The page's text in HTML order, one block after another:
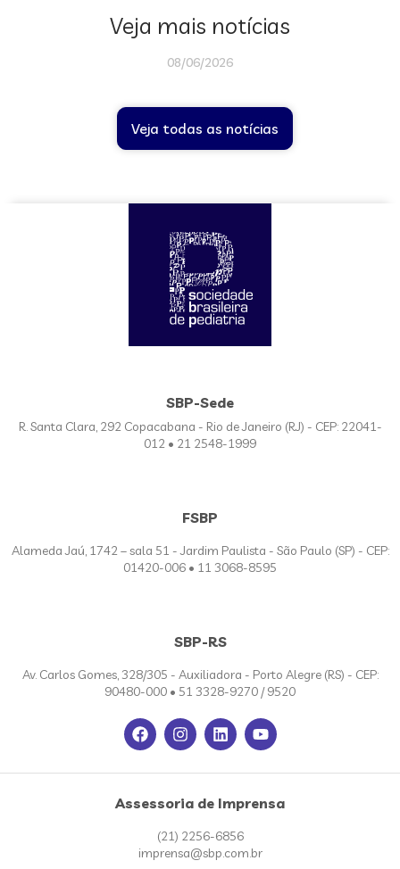
Veja mais notícias
08/06/2026
Veja todas as notícias
SBP-Sede
R. Santa Clara, 292 Copacabana - Rio de Janeiro (RJ) - CEP: 22041-
012 • 21 2548-1999
FSBP
Alameda Jaú, 1742 – sala 51 - Jardim Paulista - São Paulo (SP) - CEP:
01420-006 • 11 3068-8595
SBP-RS
Av. Carlos Gomes, 328/305 - Auxiliadora - Porto Alegre (RS) - CEP:
90480-000 • 51 3328-9270 / 9520
Assessoria de Imprensa
(21) 2256-6856
imprensa@sbp.com.br